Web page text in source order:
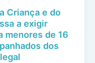
Criança e do
a exigir
menores de 16
dos